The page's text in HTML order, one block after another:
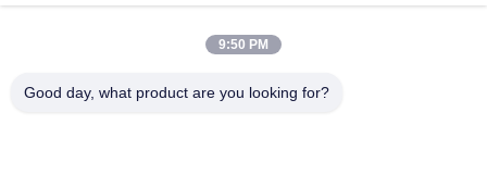
9:50 PM
Good day, what product are you looking for?